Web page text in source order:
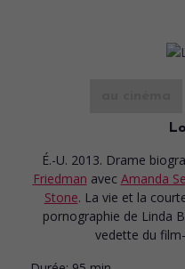
É.-U. 2013. Drame
Friedman avec Amanda
Stone. La vie et la
pornographie de Linda
vedette du